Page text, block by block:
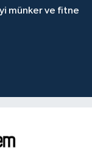
münker ve fitne